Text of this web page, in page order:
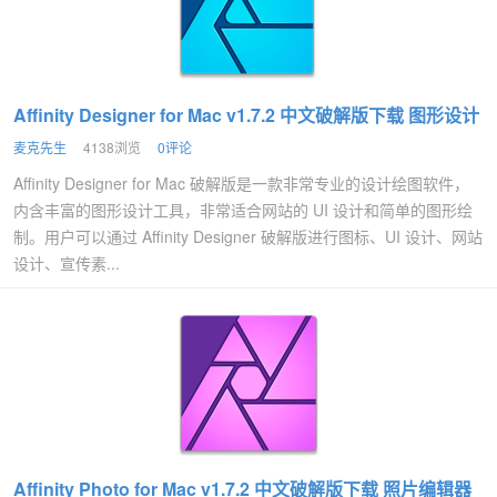
Affinity Designer for Mac v1.7.2 中文破解版下载 图形设计
麦克先生 4138浏览 0评论
Affinity Designer for Mac 破解版是一款非常专业的设计绘图软件，
内含丰富的图形设计工具，非常适合网站的 UI 设计和简单的图形绘
制。用户可以通过 Affinity Designer 破解版进行图标、UI 设计、网站
设计、宣传素...
Affinity Photo for Mac v1.7.2 中文破解版下载 照片编辑器